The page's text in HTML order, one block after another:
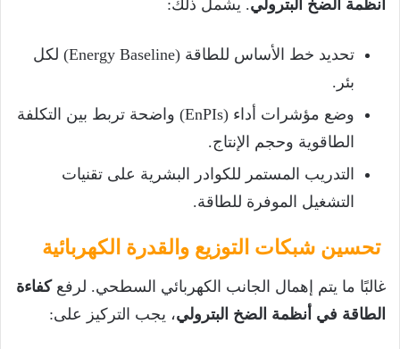
أنظمة الضخ البترولي. يشمل ذلك:
تحديد خط الأساس للطاقة (Energy Baseline) لكل
بئر.
وضع مؤشرات أداء (EnPIs) واضحة تربط بين التكلفة
الطاقوية وحجم الإنتاج.
التدريب المستمر للكوادر البشرية على تقنيات
التشغيل الموفرة للطاقة.
تحسين شبكات التوزيع والقدرة الكهربائية
غالبًا ما يتم إهمال الجانب الكهربائي السطحي. لرفعكفاءة
الطاقة في أنظمة الضخ البترولي، يجب التركيز على: